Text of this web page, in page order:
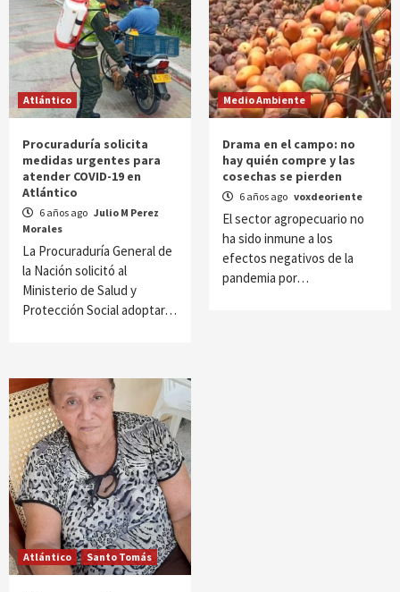
Atlántico
Procuraduría solicita
medidas urgentes para
atender COVID-19 en
Atlántico
6 años ago Julio M Perez
Morales
La Procuraduría General de
la Nación solicitó al
Ministerio de Salud y
Protección Social adoptar…
Medio Ambiente
Drama en el campo: no
hay quién compre y las
cosechas se pierden
6 años ago voxdeoriente
El sector agropecuario no
ha sido inmune a los
efectos negativos de la
pandemia por…
Atlántico Santo Tomás